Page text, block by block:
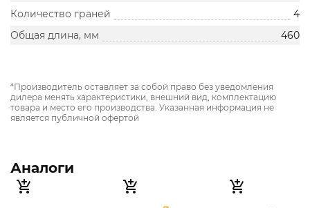
Количество граней
4
Общая длина, мм
460
*Производитель оставляет за собой право без уведомления
дилера менять характеристики, внешний вид, комплектацию
товара и место его производства. Указанная информация не
является публичной офертой
Аналоги